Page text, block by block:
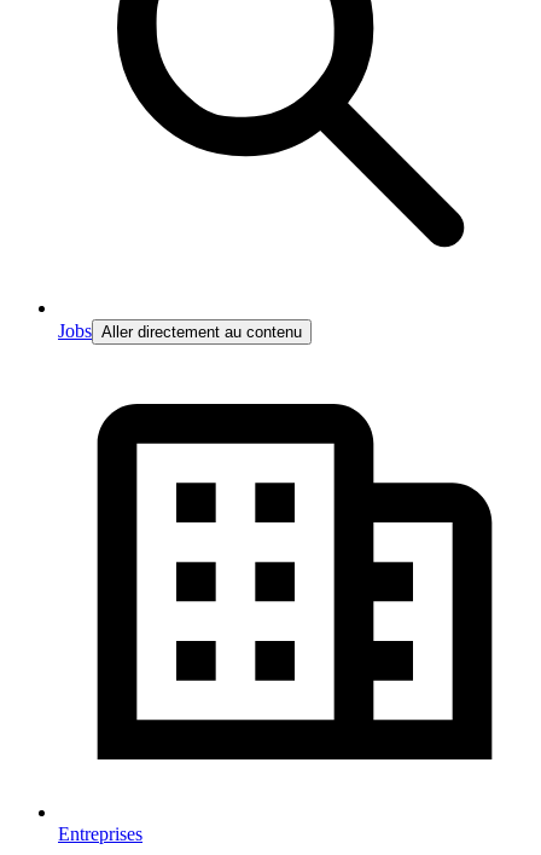
Jobs Aller directement au contenu
Entreprises